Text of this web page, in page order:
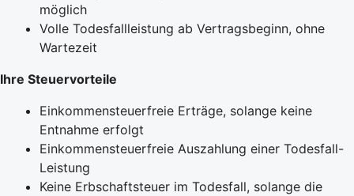
möglich
Volle Todesfallleistung ab Vertragsbeginn, ohne
Wartezeit
Ihre Steuervorteile
Einkommensteuerfreie Erträge, solange keine
Entnahme erfolgt
Einkommensteuerfreie Auszahlung einer Todesfall-
Leistung
Keine Erbschaftsteuer im Todesfall, solange die